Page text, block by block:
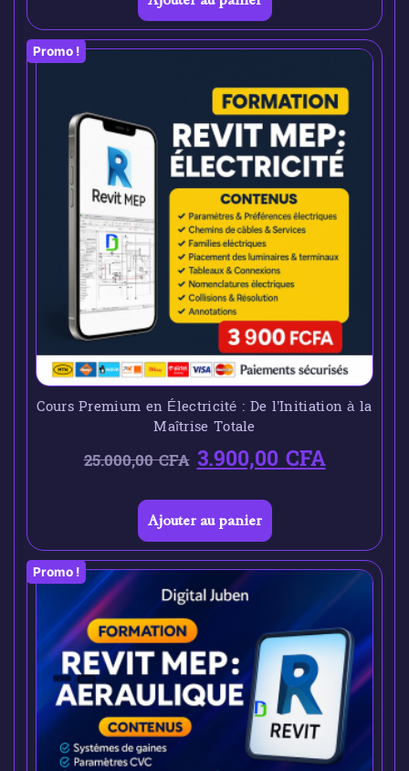
Promo !
Cours Premium en Électricité : De l’Initiation à la
Maîtrise Totale
25.000,00CFA 3.900,00CFA
Ajouter au panier
Promo !